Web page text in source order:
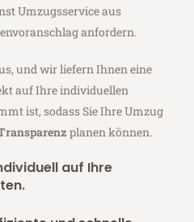
Umzugsservice aus
anfordern.
und wir liefern Ihnen eine
auf Ihre individuellen
ist, sodass Sie Ihre Umzug
planen können.
auf Ihre